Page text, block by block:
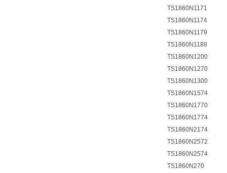
TS1860N1171
TS1860N1174
TS1860N1179
TS1860N1188
TS1860N1200
TS1860N1270
TS1860N1300
TS1860N1574
TS1860N1770
TS1860N1774
TS1860N2174
TS1860N2572
TS1860N2574
TS1860N270